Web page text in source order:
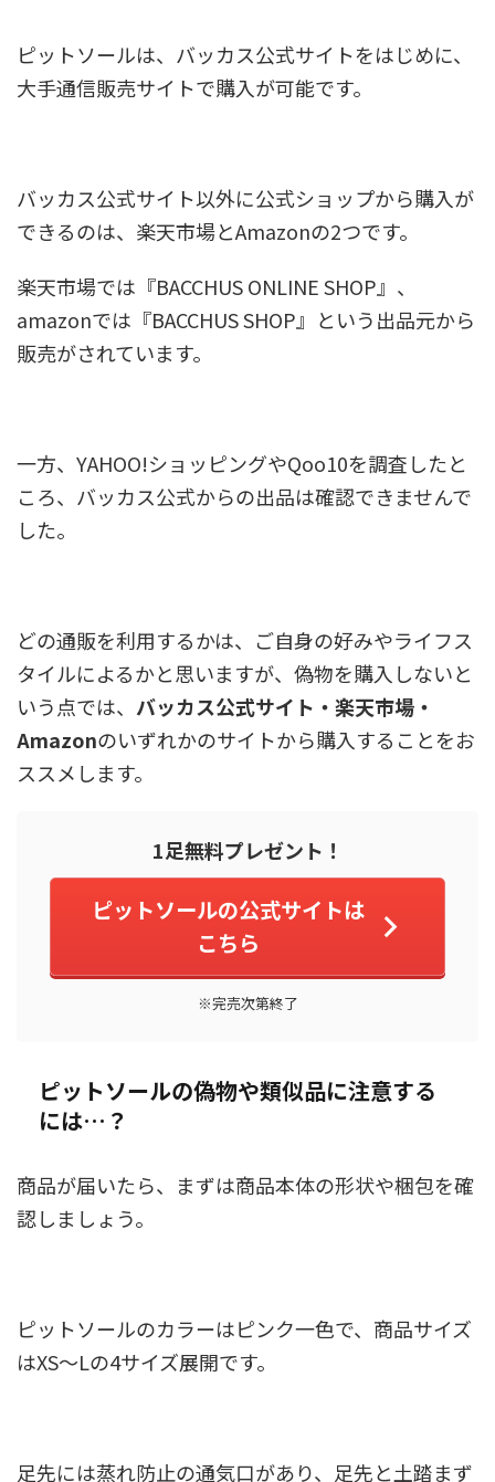
ピットソールは、バッカス公式サイトをはじめに、
大手通信販売サイトで購入が可能です。
バッカス公式サイト以外に公式ショップから購入が
できるのは、楽天市場とAmazonの2つです。
楽天市場では『BACCHUS ONLINE SHOP』、
amazonでは『BACCHUS SHOP』という出品元から
販売がされています。
一方、YAHOO!ショッピングやQoo10を調査したと
ころ、バッカス公式からの出品は確認できませんで
した。
どの通販を利用するかは、ご自身の好みやライフス
タイルによるかと思いますが、偽物を購入しないと
いう点では、 バッカス公式サイト・楽天市場・
Amazonのいずれかのサイトから購入することをお
ススメします。
1足無料プレゼント！
ピットソールの公式サイトは
こちら
※完売次第終了
ピットソールの偽物や類似品に注意する
には…？
商品が届いたら、まずは商品本体の形状や梱包を確
認しましょう。
ピットソールのカラーはピンク一色で、商品サイズ
はXS〜Lの4サイズ展開です。
足先には蒸れ防止の通気口があり、足先と土踏まず